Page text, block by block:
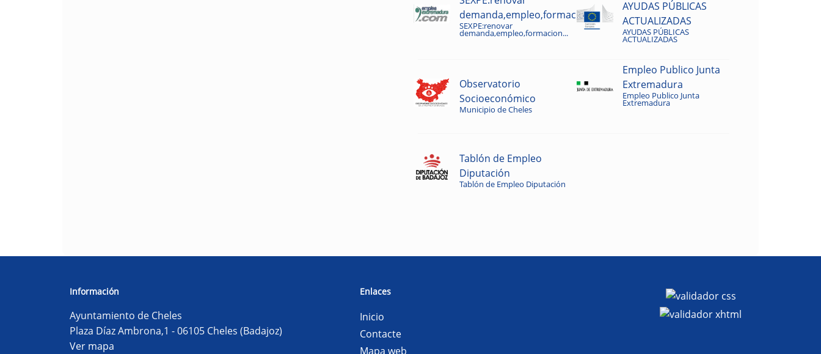
demanda,empleo,formacion...
SEXPE:renovar
demanda,empleo,formacion...
AYUDAS PÚBLICAS
ACTUALIZADAS
AYUDAS PÚBLICAS
ACTUALIZADAS
Observatorio
Socioeconómico
Municipio de Cheles
Empleo Publico Junta
Extremadura
Empleo Publico Junta
Extremadura
Tablón de Empleo
Diputación
Tablón de Empleo Diputación
Información
Ayuntamiento de Cheles
Plaza Díaz Ambrona,1 - 06105 Cheles (Badajoz)
Ver mapa
Enlaces
Inicio
Contacte
Mapa web